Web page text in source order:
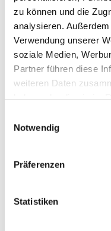
zu können und die
analysieren.
Verwendung unserer
soziale Medien,
Partner führen diese
weiteren Daten
Notwendig
Präferenzen
Statistiken